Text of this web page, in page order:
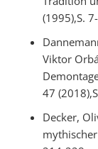
(1995),S.
Viktor
47
Decker,